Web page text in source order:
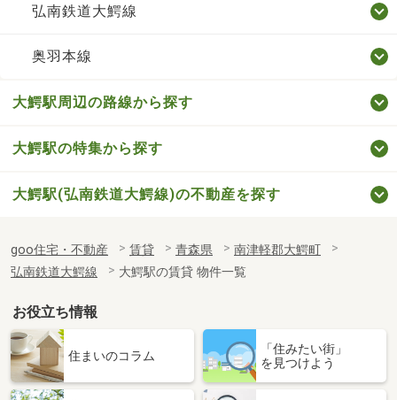
弘南鉄道大鰐線
奥羽本線
大鰐駅周辺の路線から探す
大鰐駅の特集から探す
大鰐駅(弘南鉄道大鰐線)の不動産を探す
goo住宅・不動産 賃貸 青森県
南津軽郡大鰐町
弘南鉄道大鰐線
大鰐駅の賃貸 物件一覧
お役立ち情報
住まいのコラム
「住みたい街」
を見つけよう